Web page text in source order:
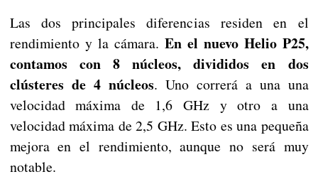
Las dos principales diferencias residen en el
rendimiento y la cámara. En el nuevo Helio P25,
contamos con 8 núcleos, divididos en dos
clústeres de 4 núcleos. Uno correrá a una una
velocidad máxima de 1,6 GHz y otro a una
velocidad máxima de 2,5 GHz. Esto es una pequeña
mejora en el rendimiento, aunque no será muy
notable.